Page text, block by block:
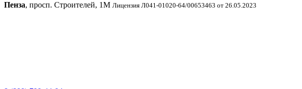
Пенза, просп. Строителей, 1М Лицензия Л041-01020-64/00653463 от 26.05.2023